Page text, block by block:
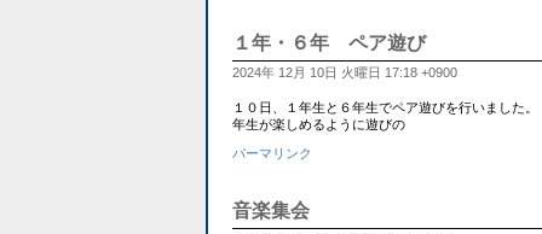
１年・６年 ペア遊び
2024年 12月 10日 火曜日 17:18 +0900
１０日、１年生と６年生でペア遊びを行いました
年生が楽しめるように遊びの
パーマリンク
音楽集会